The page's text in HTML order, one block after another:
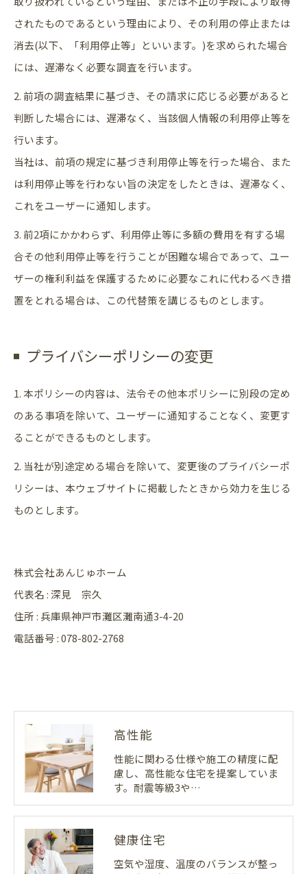
されたものであるという理由により、その利用の停止または
消去(以下、「利用停止等」といいます。)を求められた場合
には、遅滞なく必要な調査を行います。
2. 前項の調査結果に基づき、その請求に応じる必要があると
判断した場合には、遅滞なく、当該個人情報の利用停止等を
行います。
当社は、前項の規定に基づき利用停止等を行った場合、また
は利用停止等を行わない旨の決定をしたときは、遅滞なく、
これをユーザーに通知します。
3. 前2項にかかわらず、利用停止等に多額の費用を有する場
合その他利用停止等を行うことが困難な場合であって、ユー
ザーの権利利益を保護するために必要なこれに代わるべき措
置をとれる場合は、この代替策を講じるものとします。
プライバシーポリシーの変更
1. 本ポリシーの内容は、法令その他本ポリシーに別段の定め
のある事項を除いて、ユーザーに通知することなく、変更す
ることができるものとします。
2. 当社が別途定める場合を除いて、変更後のプライバシーポ
リシーは、本ウェブサイトに掲載したときから効力を生じる
ものとします。
株式会社あんじゅホーム
代表名 : 深見 宗久
住所 : 兵庫県神戸市灘区灘南通3-4-20
電話番号 : 078-802-2768
高性能
性能に関わる仕様や施工の精度に配
慮し、高性能な住宅を提案していま
す。耐震等級3や…
健康住宅
空気や湿度、温度のバランスが整っ